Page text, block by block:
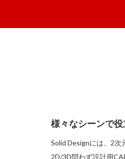
様々なシーンで
Solid Designには、2次
2D/3D問わず設計用